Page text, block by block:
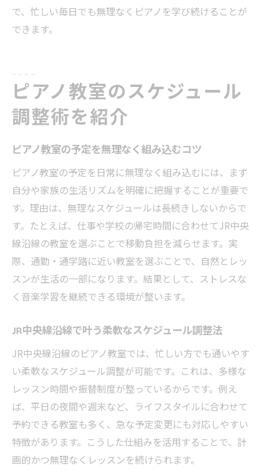
で、忙しい毎日でも無理なくピアノを学び続けることが
できます。
ピアノ教室のスケジュール
調整術を紹介
ピアノ教室の予定を無理なく組み込むコツ
ピアノ教室の予定を日常に無理なく組み込むには、まず
自分や家族の生活リズムを明確に把握することが重要で
す。理由は、無理なスケジュールは長続きしないからで
す。たとえば、仕事や学校の帰宅時間に合わせてJR中央
線沿線の教室を選ぶことで移動負担を減らせます。実
際、通勤・通学路に近い教室を選ぶことで、自然とレッ
スンが生活の一部になります。結果として、ストレスな
く音楽学習を継続できる環境が整います。
JR中央線沿線で叶う柔軟なスケジュール調整法
JR中央線沿線のピアノ教室では、忙しい方でも通いやす
い柔軟なスケジュール調整が可能です。これは、多様な
レッスン時間や振替制度が整っているからです。例え
ば、平日の夜間や週末など、ライフスタイルに合わせて
予約できる教室も多く、急な予定変更にも対応しやすい
特徴があります。こうした仕組みを活用することで、計
画的かつ無理なくレッスンを続けられます。